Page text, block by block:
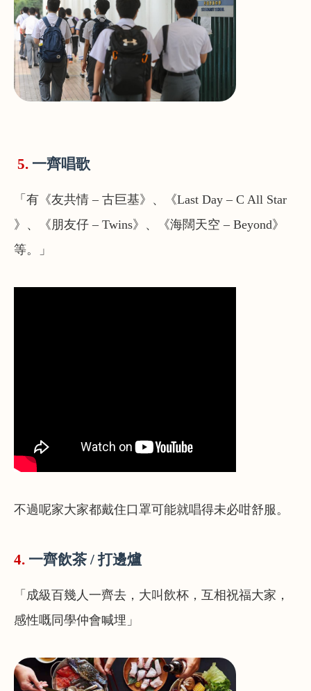
5. 一齊唱歌
「有《友共情 – 古巨基》、《Last Day – C All Star
》、《朋友仔 – Twins》、《海闊天空 – Beyond》
等。」
不過呢家大家都戴住口罩可能就唱得未必咁舒服。
4. 一齊飲茶 / 打邊爐
「成級百幾人一齊去，大叫飲杯，互相祝福大家，
感性嘅同學仲會喊埋」